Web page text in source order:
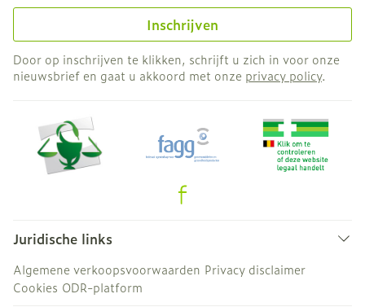
Inschrijven
Door op inschrijven te klikken, schrijft u zich in voor onze
nieuwsbrief en gaat u akkoord met onze privacy policy.
Juridische links
Algemene verkoopsvoorwaarden Privacy disclaimer
Cookies ODR-platform